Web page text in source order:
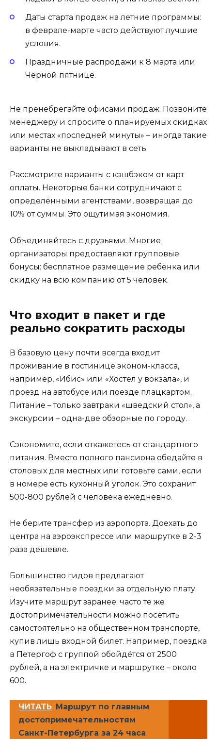
Даты старта продаж на летние программы:
в феврале-марте часто действуют лучшие
условия.
Праздничные распродажи к 8 марта или
Чёрной пятнице.
Не пренебрегайте офисами продаж. Позвоните
менеджеру и спросите о планируемых скидках
или местах «последней минуты» – иногда такие
варианты не выкладывают в сеть.
Рассмотрите варианты с кэшбэком от карт
оплаты. Некоторые банки сотрудничают с
определёнными агентствами, возвращая до
10% от суммы. Это ощутимая экономия.
Объединяйтесь с друзьями. Многие
организаторы предоставляют групповые
бонусы: бесплатное размещение ребёнка или
скидку на всю компанию от 5 человек.
Что входит в пакет и где
реально сократить расходы
В базовую цену почти всегда входит
проживание в гостинице эконом-класса,
например, «Ибис» или «Хостел у вокзала», и
проезд на автобусе или поезде плацкартом.
Питание – только завтраки «шведский стол», а
экскурсии – одна-две обзорные по городу.
Сэкономите, если откажетесь от стандартного
питания. Вместо полного пансиона обедайте в
столовых для местных или готовьте сами, если
в номере есть кухонный уголок. Это сохранит
500-800 рублей с человека ежедневно.
Не берите трансфер из аэропорта. Доехать до
центра на аэроэкспрессе или маршрутке в 2-3
раза дешевле.
Большинство гидов предлагают
необязательные поездки за отдельную плату.
Изучите маршрут заранее: часто те же
достопримечательности можно посетить
самостоятельно на общественном транспорте,
купив лишь входной билет. Например, поездка
в Петергоф с группой обойдётся от 2500
рублей, а на электричке и маршрутке – около
600.
ЧИТАТЬ Маршрут по главным
достопримечательностям
Санкт-Петербурга за 24 часа